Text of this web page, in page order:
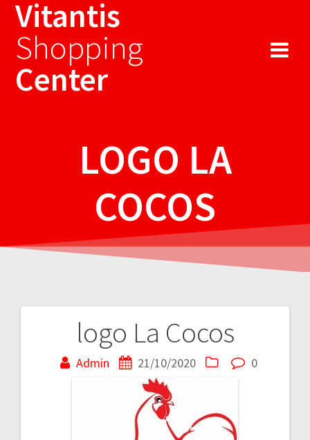
Vitantis
Shopping
Center
LOGO LA
COCOS
logo La Cocos
Admin 21/10/2020 0
Navigare